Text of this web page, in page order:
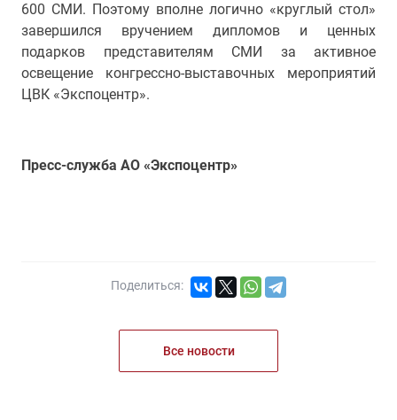
600 СМИ. Поэтому вполне логично «круглый стол»
завершился вручением дипломов и ценных
подарков представителям СМИ за активное
освещение конгрессно-выставочных мероприятий
ЦВК «Экспоцентр».
Пресс-служба АО «Экспоцентр»
Поделиться:
Все новости